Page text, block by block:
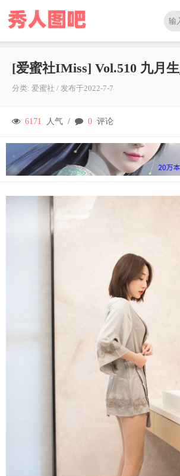
[爱蜜社IMiss] Vol.510 九月生_
分类: 爱蜜社 / 发布于2022-7-7
6171 人气 / 0 评论